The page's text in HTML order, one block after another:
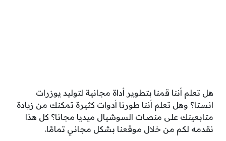
هل تعلم أننا قمنا بتطوير أداة مجانية لتوليد يوزرات
انستا؟ وهل تعلم أننا طورنا أدوات كثيرة تمكنك من زيادة
متابعينك على منصات السوشيال ميديا مجانا؟ كل هذا
نقدمه لكم من خلال موقعنا بشكل مجاني تمامًا.